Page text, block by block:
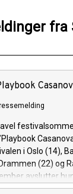
fra
i Oslo (14),
(22) og
avslutter
i Ålesund.